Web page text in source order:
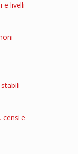
e livelli
censi e